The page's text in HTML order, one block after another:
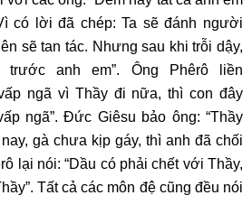
có lời đã chép: Ta sẽ đánh người
sẽ tan tác. Nhưng sau khi trỗi dậy,
anh em”. Ông Phêrô liền
ngã vì Thầy đi nữa, thì con đây
ngã”. Đức Giêsu bảo ông: “Thầy
gà chưa kịp gáy, thì anh đã chối
lại nói: “Dầu có phải chết với Thầy,
Tất cả các môn đệ cũng đều nói